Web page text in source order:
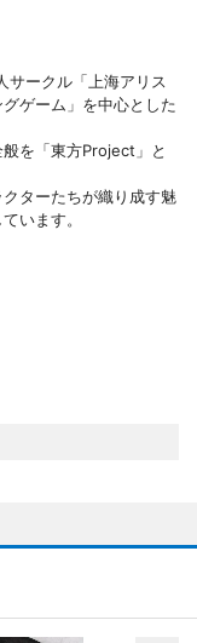
サークル「上海アリス
ゲーム」を中心とした
を「東方Project」と
ターたちが織り成す魅
います。